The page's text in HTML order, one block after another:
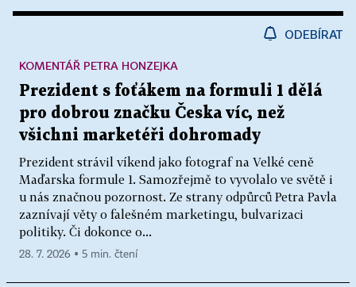
ODEBÍRAT
Prezident s foťákem na formuli 1 dělá
pro dobrou značku Česka víc, než
všichni marketéři dohromady
Prezident strávil víkend jako fotograf na Velké ceně
Maďarska formule 1. Samozřejmě to vyvolalo ve světě i
u nás značnou pozornost. Ze strany odpůrců Petra Pavla
zaznívají věty o falešném marketingu, bulvarizaci
politiky. Či dokonce o...
KOMENTÁŘ PETRA HONZEJKA
28. 7. 2026 ▪ 5 min. čtení